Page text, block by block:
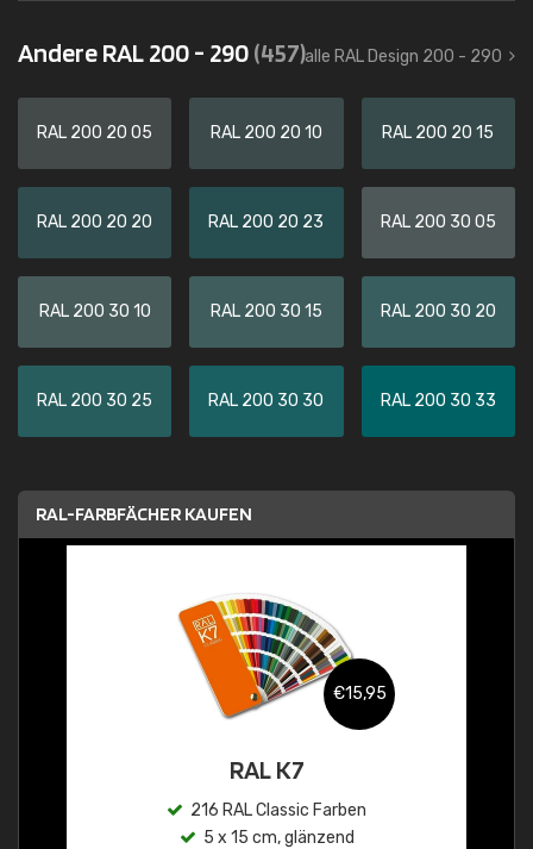
Andere RAL 200 - 290(457)alle RAL Design 200 - 290
RAL 200 20 05 RAL 200 20 10 RAL 200 20 15
RAL 200 20 20 RAL 200 20 23 RAL 200 30 05
RAL 200 30 10 RAL 200 30 15 RAL 200 30 20
RAL 200 30 25 RAL 200 30 30 RAL 200 30 33
RAL-FARBFÄCHER KAUFEN
€15,95
RAL K7
216 RAL Classic Farben
5 x 15 cm, glänzend